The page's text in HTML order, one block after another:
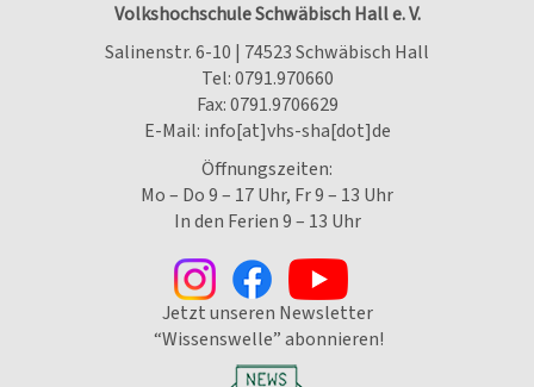
Volkshochschule Schwäbisch Hall e. V.
Salinenstr. 6-10 | 74523 Schwäbisch Hall
Tel:0791.970660
Fax: 0791.9706629
E-Mail: info[at]vhs-sha[dot]de
Öffnungszeiten:
Mo – Do 9 – 17 Uhr, Fr 9 – 13 Uhr
In den Ferien 9 – 13 Uhr
Jetzt unseren Newsletter
“Wissenswelle” abonnieren!